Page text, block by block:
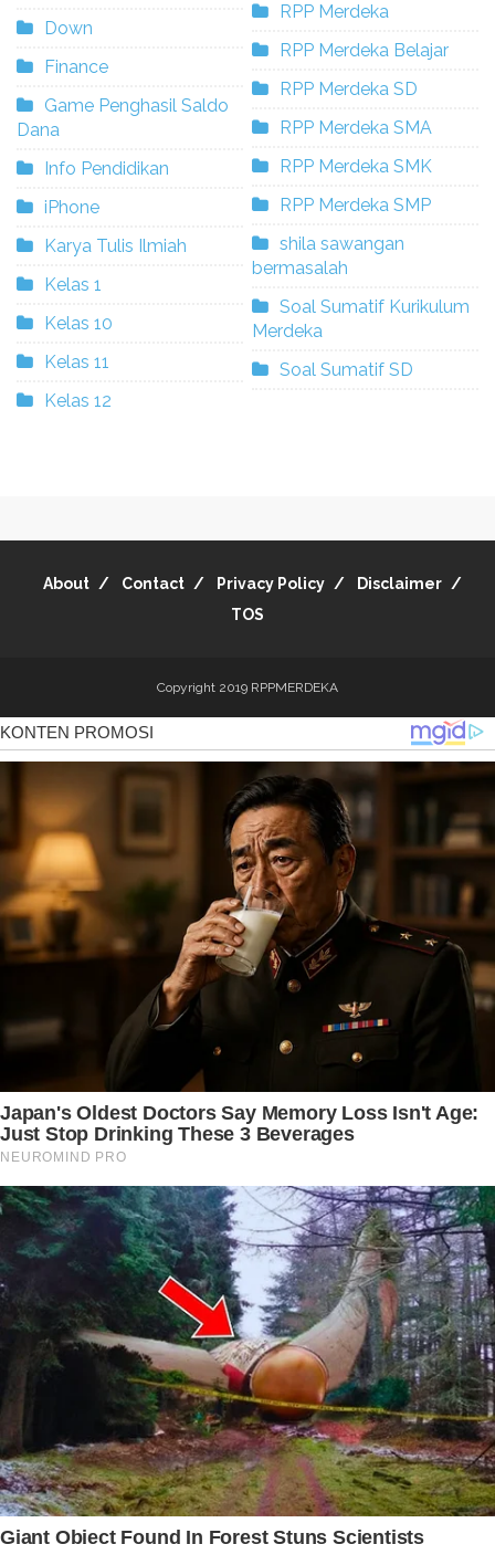
Down
Finance
Game Penghasil Saldo
Dana
Info Pendidikan
iPhone
Karya Tulis Ilmiah
Kelas 1
Kelas 10
Kelas 11
Kelas 12
RPP Merdeka
RPP Merdeka Belajar
RPP Merdeka SD
RPP Merdeka SMA
RPP Merdeka SMK
RPP Merdeka SMP
shila sawangan
bermasalah
Soal Sumatif Kurikulum
Merdeka
Soal Sumatif SD
About Contact Privacy Policy
Disclaimer
TOS
Copyright 2019 RPPMERDEKA